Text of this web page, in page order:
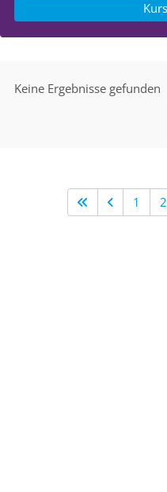
Keine Ergebnisse gefunden
1 2